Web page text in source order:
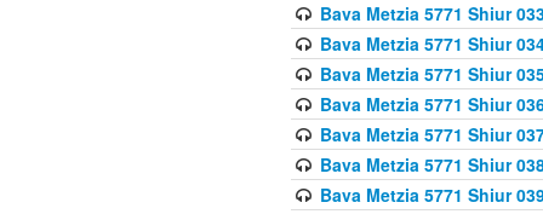
Bava Metzia 5771 Shiur
Bava Metzia 5771 Shiur
Bava Metzia 5771 Shiur
Bava Metzia 5771 Shiur
Bava Metzia 5771 Shiur
Bava Metzia 5771 Shiur
Bava Metzia 5771 Shiur